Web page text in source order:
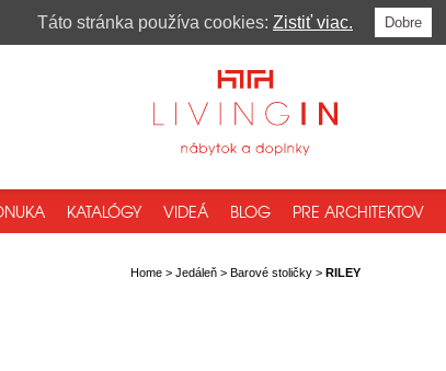
KATALÓGY VIDEÁ BLOG PRE ARCHITEKTOV
Home > Jedáleň > Barové stoličky > RILEY
Táto stránka používa cookies: Zistiť viac. Dobre